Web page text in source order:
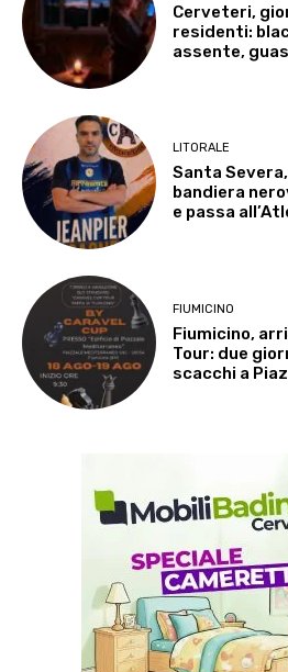
Cerveteri,
residenti:
assente,
LITORALE
Santa Severa,
bandiera
e passa
FIUMICINO
Fiumicino,
Tour: due
scacchi a